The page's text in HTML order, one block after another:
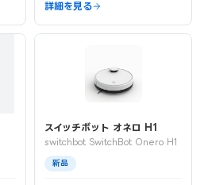
詳細を見る
スイッチボット オネロ H1
switchbot SwitchBot Onero H1
新品